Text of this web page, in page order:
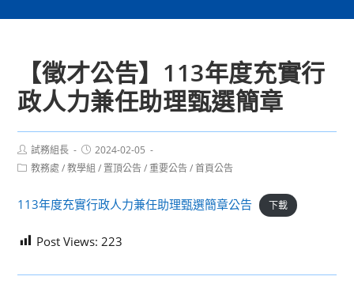
【徵才公告】113年度充實行
政人力兼任助理甄選簡章
Post
author:
試務組長
Post
published:
2024-02-05
Post教務處 / 教學組 / 置頂公告 / 重要公告 / 首頁公告
113年度充實行政人力兼任助理甄選簡章公告 下載
Post Views: 223